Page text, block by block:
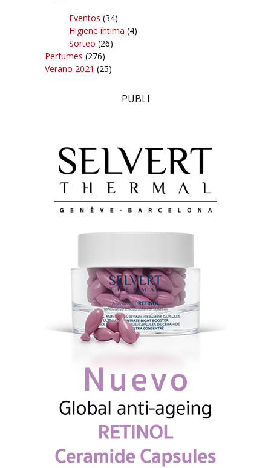
Eventos (34)
Higiene íntima (4)
Sorteo (26)
Perfumes (276)
Verano 2021 (25)
PUBLI